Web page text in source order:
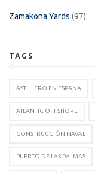
Zamakona Yards (97)
TAGS
ASTILLERO EN ESPAÑA
ATLANTIC OFFSHORE
CONSTRUCCIÓN NAVAL
PUERTO DE LAS PALMAS